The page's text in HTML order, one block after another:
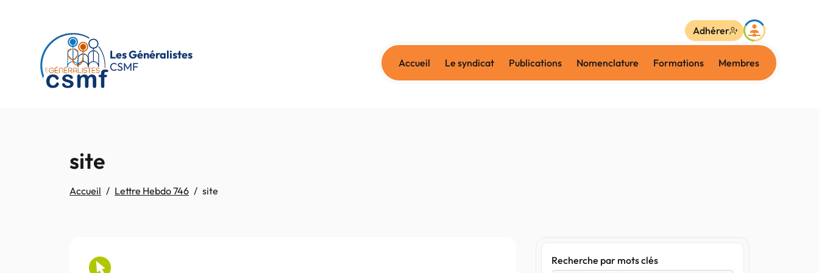
Les Généralistes
CSMF
Accueil Le syndicat Publications Nomenclature Formations Membres
Adhérer
site
Accueil Lettre Hebdo 746 site
Recherche par mots clés